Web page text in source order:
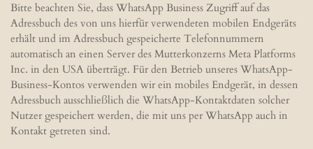
Bitte beachten Sie, dass WhatsApp Business Zugriff auf das
Adressbuch des von uns hierfür verwendeten mobilen Endgeräts
erhält und im Adressbuch gespeicherte Telefonnummern
automatisch an einen Server des Mutterkonzerns Meta Platforms
Inc. in den USA überträgt. Für den Betrieb unseres WhatsApp-
Business-Kontos verwenden wir ein mobiles Endgerät, in dessen
Adressbuch ausschließlich die WhatsApp-Kontaktdaten solcher
Nutzer gespeichert werden, die mit uns per WhatsApp auch in
Kontakt getreten sind.